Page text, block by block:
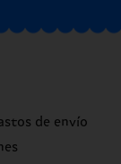
de envío